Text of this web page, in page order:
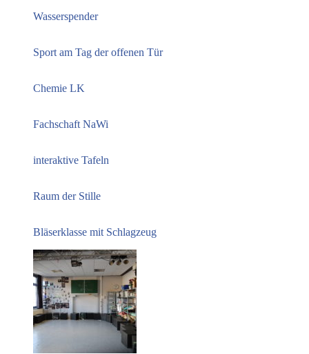
Wasserspender
Sport am Tag der offenen Tür
Chemie LK
Fachschaft NaWi
interaktive Tafeln
Raum der Stille
Bläserklasse mit Schlagzeug